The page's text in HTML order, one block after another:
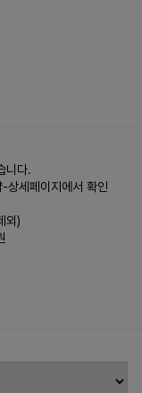
니다.
상세페이지에서 확인
외)